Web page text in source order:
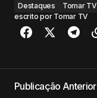
Destaques Tomar TV
escrito por Tomar TV
Publicação Anterior